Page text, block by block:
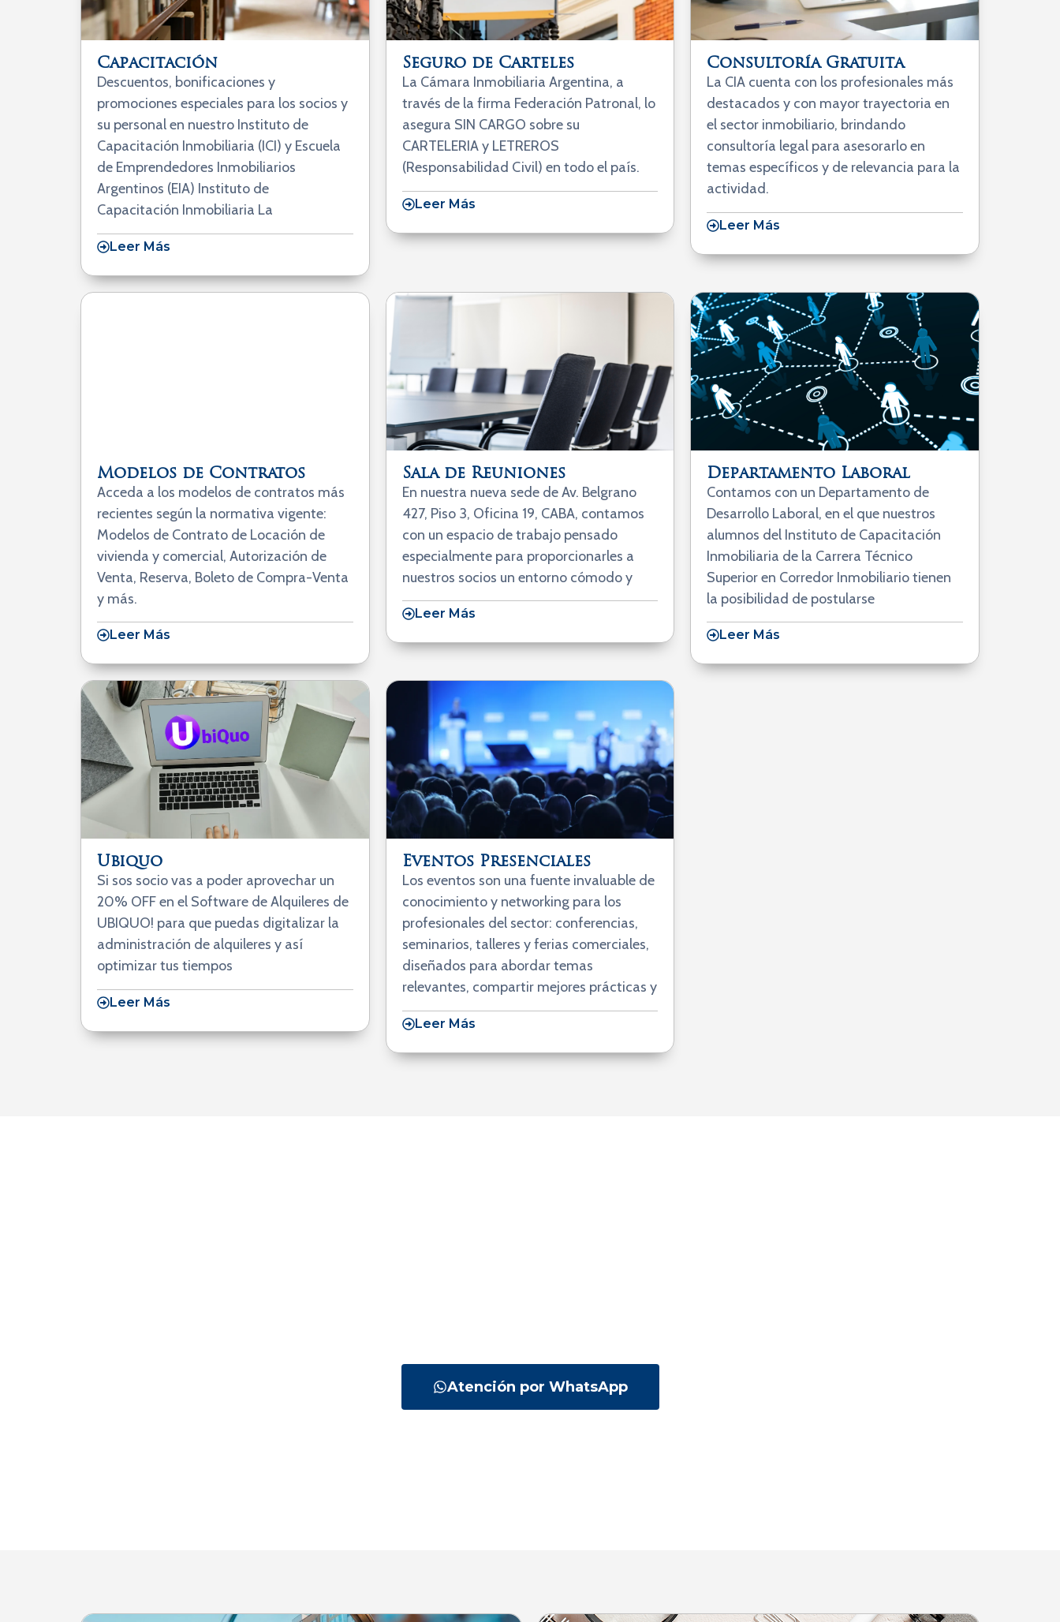
Capacitación
Descuentos, bonificaciones y
promociones especiales para los socios y
su personal en nuestro Instituto de
Capacitación Inmobiliaria (ICI) y Escuela
de Emprendedores Inmobiliarios
Argentinos (EIA) Instituto de
Capacitación Inmobiliaria La
Leer Más
Seguro de Carteles
La Cámara Inmobiliaria Argentina, a
través de la firma Federación Patronal, lo
asegura SIN CARGO sobre su
CARTELERIA y LETREROS
(Responsabilidad Civil) en todo el país.
Leer Más
Consultoría Gratuita
La CIA cuenta con los profesionales más
destacados y con mayor trayectoria en
el sector inmobiliario, brindando
consultoría legal para asesorarlo en
temas específicos y de relevancia para la
actividad.
Leer Más
Modelos de Contratos
Acceda a los modelos de contratos más
recientes según la normativa vigente:
Modelos de Contrato de Locación de
vivienda y comercial, Autorización de
Venta, Reserva, Boleto de Compra-Venta
y más.
Leer Más
Sala de Reuniones
En nuestra nueva sede de Av. Belgrano
427, Piso 3, Oficina 19, CABA, contamos
con un espacio de trabajo pensado
especialmente para proporcionarles a
nuestros socios un entorno cómodo y
Leer Más
Departamento Laboral
Contamos con un Departamento de
Desarrollo Laboral, en el que nuestros
alumnos del Instituto de Capacitación
Inmobiliaria de la Carrera Técnico
Superior en Corredor Inmobiliario tienen
la posibilidad de postularse
Leer Más
Ubiquo
Si sos socio vas a poder aprovechar un
20% OFF en el Software de Alquileres de
UBIQUO! para que puedas digitalizar la
administración de alquileres y así
optimizar tus tiempos
Leer Más
Eventos Presenciales
Los eventos son una fuente invaluable de
conocimiento y networking para los
profesionales del sector: conferencias,
seminarios, talleres y ferias comerciales,
diseñados para abordar temas
relevantes, compartir mejores prácticas y
Leer Más
Atención por WhatsApp